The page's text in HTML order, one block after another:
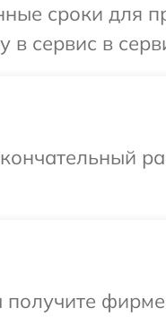
сроки для
сервис в